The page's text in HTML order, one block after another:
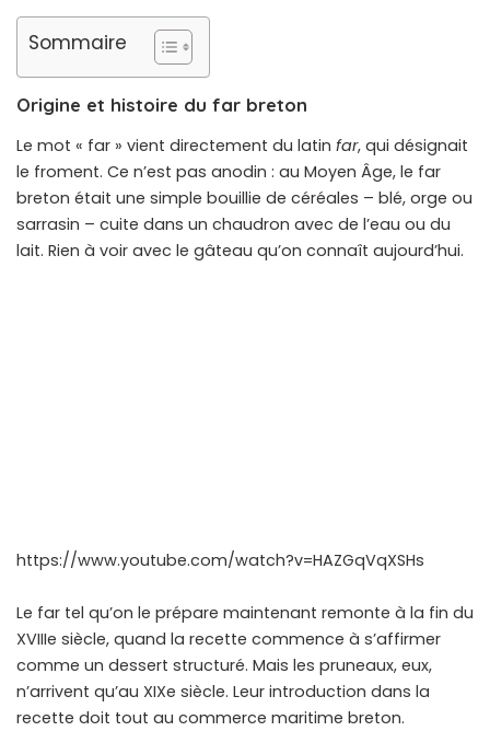
Sommaire
Origine et histoire du far breton
Le mot « far » vient directement du latin far, qui désignait
le froment. Ce n’est pas anodin : au Moyen Âge, le far
breton était une simple bouillie de céréales – blé, orge ou
sarrasin – cuite dans un chaudron avec de l’eau ou du
lait. Rien à voir avec le gâteau qu’on connaît aujourd’hui.
https://www.youtube.com/watch?v=HAZGqVqXSHs
Le far tel qu’on le prépare maintenant remonte à la fin du
XVIIIe siècle, quand la recette commence à s’affirmer
comme un dessert structuré. Mais les pruneaux, eux,
n’arrivent qu’au XIXe siècle. Leur introduction dans la
recette doit tout au commerce maritime breton.